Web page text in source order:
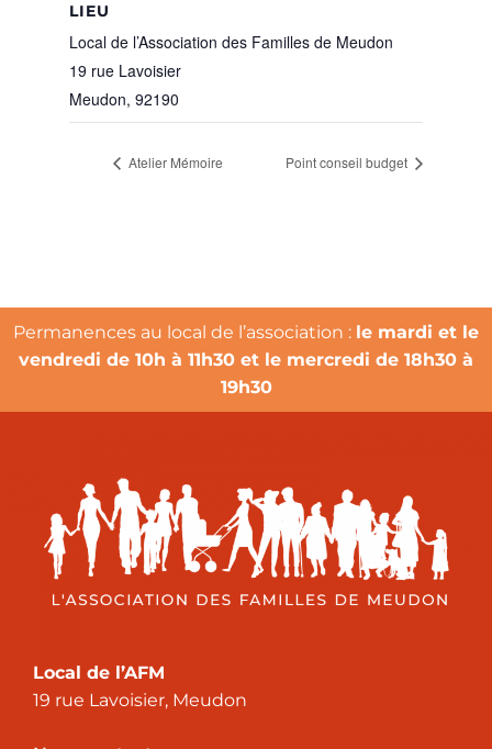
LIEU
Local de l’Association des Familles de Meudon
19 rue Lavoisier
Meudon, 92190
Atelier Mémoire Point conseil budget
Permanences au local de l’association : le mardi et le
vendredi de 10h à 11h30 et le mercredi de 18h30 à
19h30
Local de l’AFM
19 rue Lavoisier, Meudon